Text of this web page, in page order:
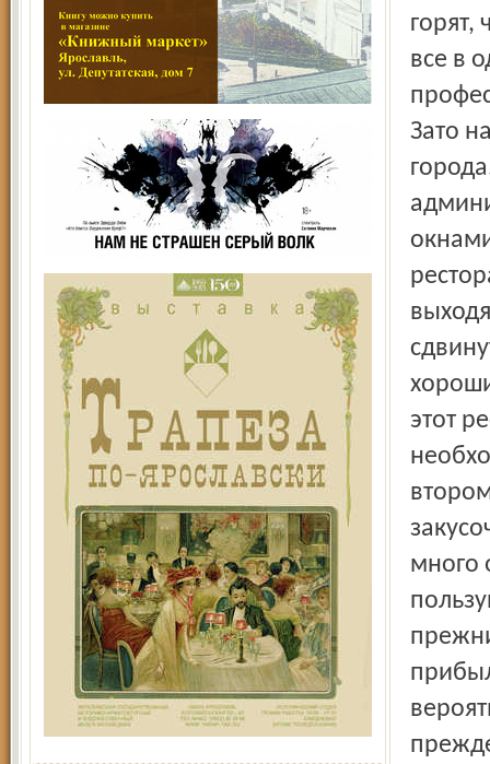
горят,
все в
Зато
этот
много